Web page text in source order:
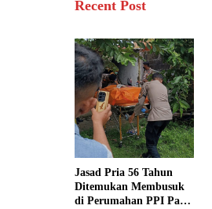
Recent Post
Jasad Pria 56 Tahun
Ditemukan Membusuk
di Perumahan PPI Pasir